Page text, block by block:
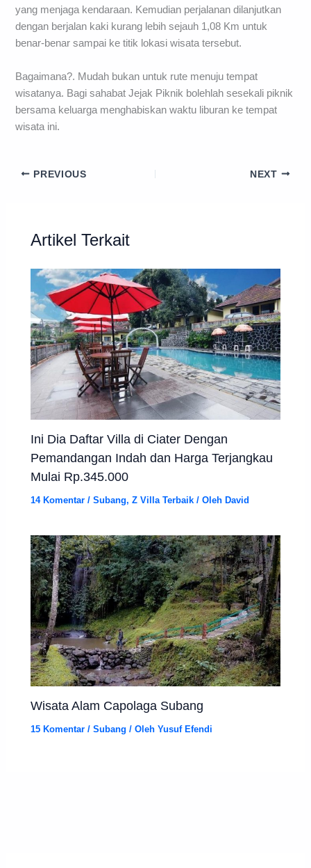
yang menjaga kendaraan. Kemudian perjalanan dilanjutkan
dengan berjalan kaki kurang lebih sejauh 1,08 Km untuk
benar-benar sampai ke titik lokasi wisata tersebut.
Bagaimana?. Mudah bukan untuk rute menuju tempat
wisatanya. Bagi sahabat Jejak Piknik bolehlah sesekali piknik
bersama keluarga menghabiskan waktu liburan ke tempat
wisata ini.
PREVIOUS NEXT
Artikel Terkait
Ini Dia Daftar Villa di Ciater Dengan
Pemandangan Indah dan Harga Terjangkau
Mulai Rp.345.000
14 Komentar /Subang,Z Villa Terbaik / Oleh David
Wisata Alam Capolaga Subang
15 Komentar /Subang / OlehYusuf Efendi